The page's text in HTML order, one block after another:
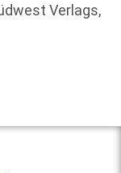
Verlags,